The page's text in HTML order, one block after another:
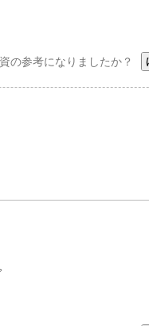
の参考になりましたか？